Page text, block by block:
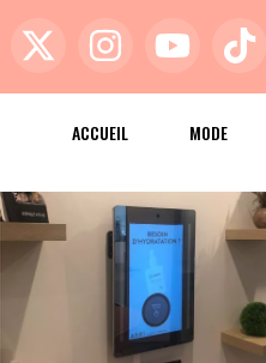
ACCUEIL MODE